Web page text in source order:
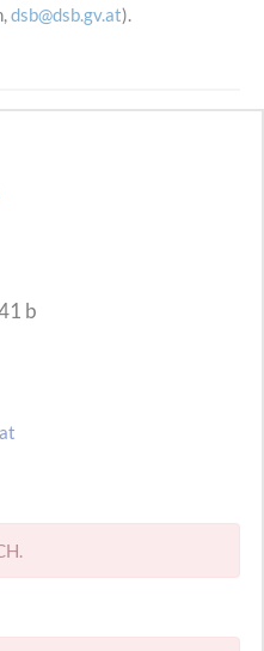
dsb@dsb.gv.at).
b